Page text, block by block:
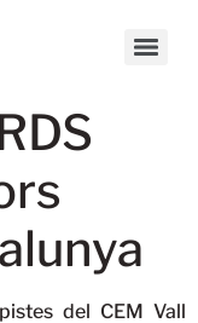
del CEM Vall